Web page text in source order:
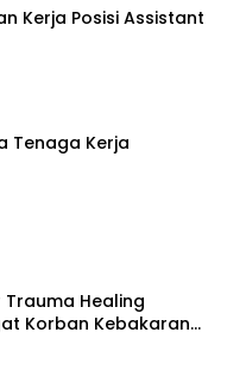
Kerja Posisi Assistant
Tenaga Kerja
Trauma Healing
Korban Kebakaran